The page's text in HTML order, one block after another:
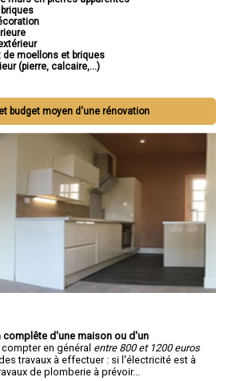
moellons et briques
(pierre, calcaire,...)
budget moyen d'une rénovation
complête d'une maison ou d'un
compter en général entre 800 et 1200 euros
travaux à effectuer : si l'électricité est à
de plomberie à prévoir...